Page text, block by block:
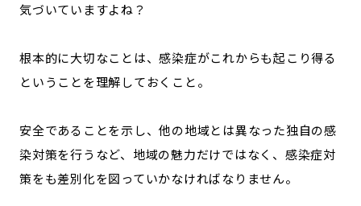
気づいていますよね？
根本的に大切なことは、感染症がこれからも起こり得る
ということを理解しておくこと。
安全であることを示し、他の地域とは異なった独自の感
染対策を行うなど、地域の魅力だけではなく、感染症対
策をも差別化を図っていかなければなりません。